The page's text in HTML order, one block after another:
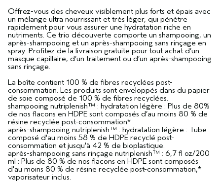
Offrez-vous des cheveux visiblement plus forts et épais avec
un mélange ultra nourrissant et très léger, qui pénètre
rapidement pour vous assurer une hydratation riche en
nutriments. Ce trio découverte comporte un shampooing, un
après-shampooing et un après-shampooing sans rinçage en
spray. Profitez de la livraison gratuite pour tout achat d’un
masque capillaire, d’un traitement ou d’un après-shampooing
sans rinçage.
La boîte contient 100 % de fibres recyclées post-
consommation. Les produits sont enveloppés dans du papier
de soie composé de 100 % de fibres recyclées.
shampooing nutriplenish™ : hydratation légère : Plus de 80%
de nos flacons en HDPE sont composés d’au moins 80 % de
résine recyclée post-consommation*
après-shampooing nutriplenish™ : hydratation légère : Tube
composé d'au moins 58 % de HDPE recyclé post-
consommation et jusqu'à 42 % de bioplastique.
après-shampooing sans rinçage nutriplenish™ : 6,7 fl oz/200
ml : Plus de 80 % de nos flacons en HDPE sont composés
d'au moins 80 % de résine recyclée post-consommation,*
vaporisateur inclus.